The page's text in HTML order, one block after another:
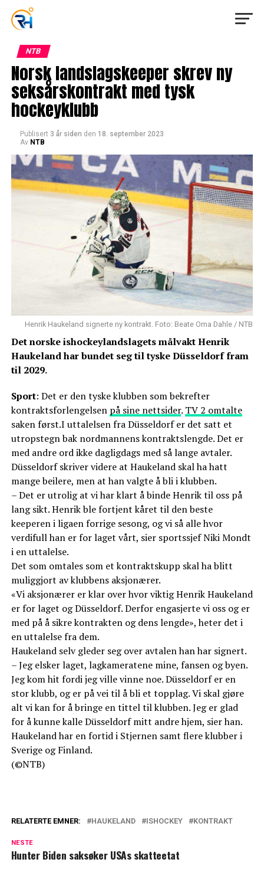
NTB
Norsk landslagskeeper skrev ny
seksårskontrakt med tysk
hockeyklubb
Publisert 3 år siden den 18. september 2023
Av NTB
Henrik Haukeland signerte ny kontrakt. Foto: Beate Oma Dahle / NTB
Det norske ishockeylandslagets målvakt Henrik
Haukeland har bundet seg til tyske Düsseldorf fram
til 2029.
Sport: Det er den tyske klubben som bekrefter
kontraktsforlengelsen på sine nettsider. TV 2 omtalte
saken først.I uttalelsen fra Düsseldorf er det satt et
utropstegn bak nordmannens kontraktslengde. Det er
med andre ord ikke dagligdags med så lange avtaler.
Düsseldorf skriver videre at Haukeland skal ha hatt
mange beilere, men at han valgte å bli i klubben.
– Det er utrolig at vi har klart å binde Henrik til oss på
lang sikt. Henrik ble fortjent kåret til den beste
keeperen i ligaen forrige sesong, og vi så alle hvor
verdifull han er for laget vårt, sier sportssjef Niki Mondt
i en uttalelse.
Det som omtales som et kontraktskupp skal ha blitt
muliggjort av klubbens aksjonærer.
«Vi aksjonærer er klar over hvor viktig Henrik Haukeland
er for laget og Düsseldorf. Derfor engasjerte vi oss og er
med på å sikre kontrakten og dens lengde», heter det i
en uttalelse fra dem.
Haukeland selv gleder seg over avtalen han har signert.
– Jeg elsker laget, lagkameratene mine, fansen og byen.
Jeg kom hit fordi jeg ville vinne noe. Düsseldorf er en
stor klubb, og er på vei til å bli et topplag. Vi skal gjøre
alt vi kan for å bringe en tittel til klubben. Jeg er glad
for å kunne kalle Düsseldorf mitt andre hjem, sier han.
Haukeland har en fortid i Stjernen samt flere klubber i
Sverige og Finland.
(©NTB)
RELATERTE EMNER: HAUKELAND ISHOCKEY KONTRAKT
NESTE
Hunter Biden saksøker USAs skatteetat